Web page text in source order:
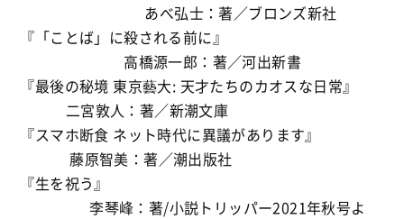
あべ弘士：著／ブロンズ新社
『「ことば」に殺される前に』
高橋源一郎：著／河出新書
『最後の秘境 東京藝大: 天才たちのカオスな日常』
二宮敦人：著／新潮文庫
『スマホ断食 ネット時代に異議があります』
藤原智美：著／潮出版社
『生を祝う』
李琴峰：著/小説トリッパー2021年秋号よ